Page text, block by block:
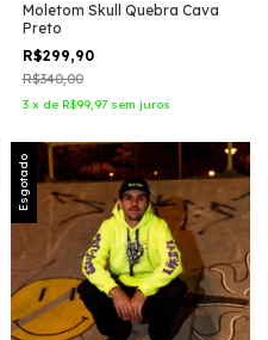
Moletom Skull Quebra Cava
Preto
R$299,90
R$340,00
3 x de R$99,97 sem juros
Esgotado